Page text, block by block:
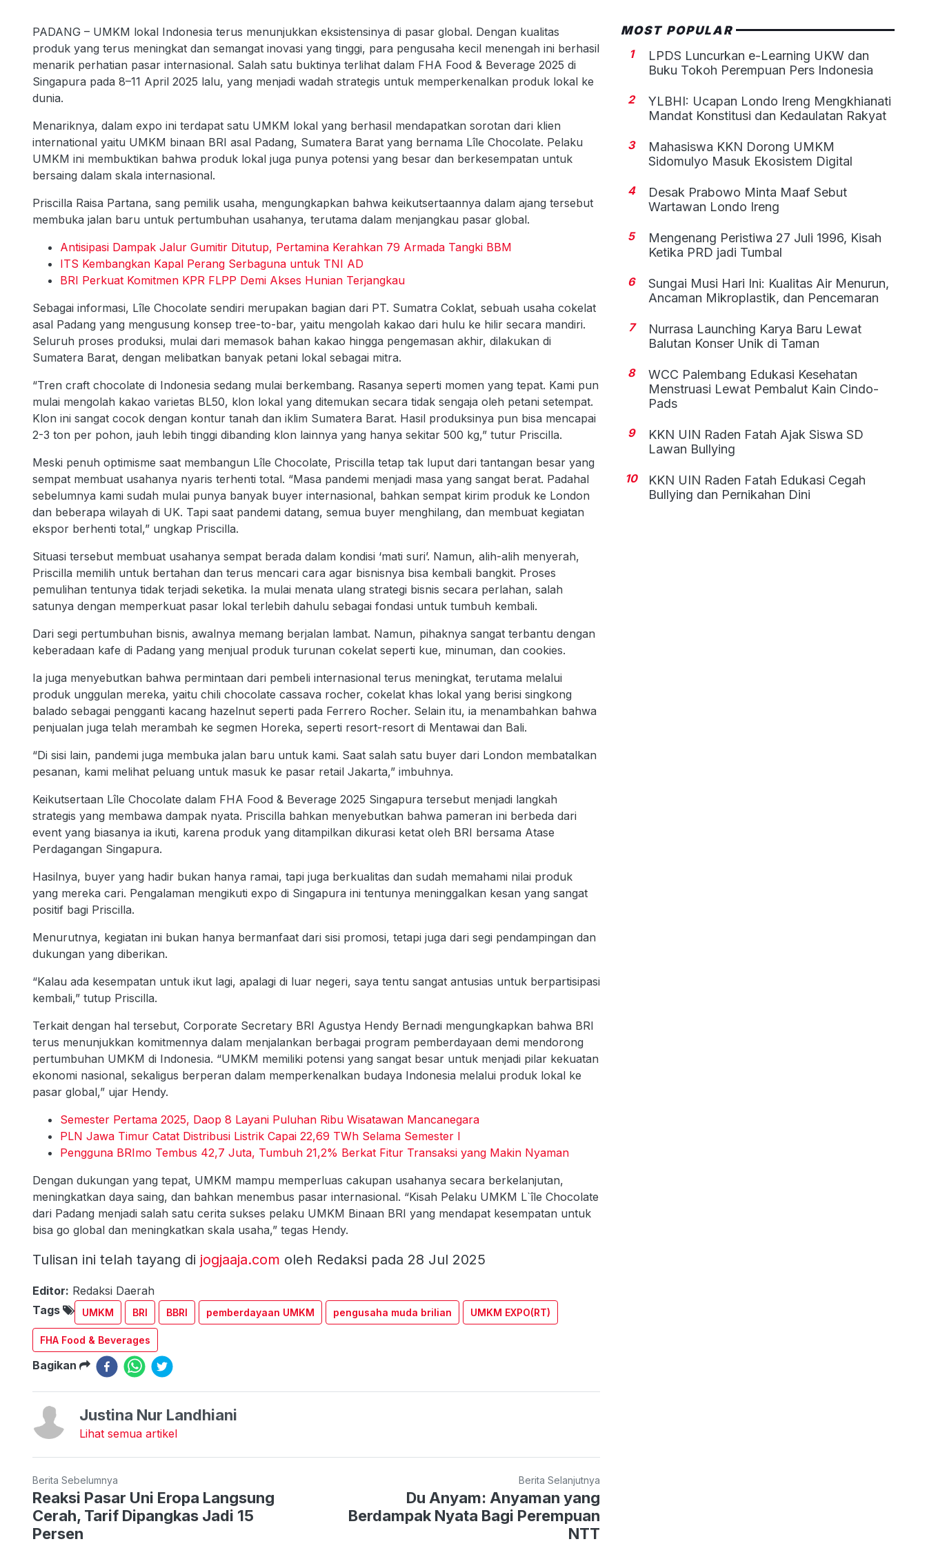
PADANG – UMKM lokal Indonesia terus menunjukkan eksistensinya di pasar global. Dengan kualitas
produk yang terus meningkat dan semangat inovasi yang tinggi, para pengusaha kecil menengah ini berhasil
menarik perhatian pasar internasional. Salah satu buktinya terlihat dalam FHA Food & Beverage 2025 di
Singapura pada 8–11 April 2025 lalu, yang menjadi wadah strategis untuk memperkenalkan produk lokal ke
dunia.
Menariknya, dalam expo ini terdapat satu UMKM lokal yang berhasil mendapatkan sorotan dari klien
international yaitu UMKM binaan BRI asal Padang, Sumatera Barat yang bernama Lîle Chocolate. Pelaku
UMKM ini membuktikan bahwa produk lokal juga punya potensi yang besar dan berkesempatan untuk
bersaing dalam skala internasional.
Priscilla Raisa Partana, sang pemilik usaha, mengungkapkan bahwa keikutsertaannya dalam ajang tersebut
membuka jalan baru untuk pertumbuhan usahanya, terutama dalam menjangkau pasar global.
Antisipasi Dampak Jalur Gumitir Ditutup, Pertamina Kerahkan 79 Armada Tangki BBM
ITS Kembangkan Kapal Perang Serbaguna untuk TNI AD
BRI Perkuat Komitmen KPR FLPP Demi Akses Hunian Terjangkau
Sebagai informasi, Lîle Chocolate sendiri merupakan bagian dari PT. Sumatra Coklat, sebuah usaha cokelat
asal Padang yang mengusung konsep tree-to-bar, yaitu mengolah kakao dari hulu ke hilir secara mandiri.
Seluruh proses produksi, mulai dari memasok bahan kakao hingga pengemasan akhir, dilakukan di
Sumatera Barat, dengan melibatkan banyak petani lokal sebagai mitra.
“Tren craft chocolate di Indonesia sedang mulai berkembang. Rasanya seperti momen yang tepat. Kami pun
mulai mengolah kakao varietas BL50, klon lokal yang ditemukan secara tidak sengaja oleh petani setempat.
Klon ini sangat cocok dengan kontur tanah dan iklim Sumatera Barat. Hasil produksinya pun bisa mencapai
2-3 ton per pohon, jauh lebih tinggi dibanding klon lainnya yang hanya sekitar 500 kg,” tutur Priscilla.
Meski penuh optimisme saat membangun Lîle Chocolate, Priscilla tetap tak luput dari tantangan besar yang
sempat membuat usahanya nyaris terhenti total. “Masa pandemi menjadi masa yang sangat berat. Padahal
sebelumnya kami sudah mulai punya banyak buyer internasional, bahkan sempat kirim produk ke London
dan beberapa wilayah di UK. Tapi saat pandemi datang, semua buyer menghilang, dan membuat kegiatan
ekspor berhenti total,” ungkap Priscilla.
Situasi tersebut membuat usahanya sempat berada dalam kondisi ‘mati suri’. Namun, alih-alih menyerah,
Priscilla memilih untuk bertahan dan terus mencari cara agar bisnisnya bisa kembali bangkit. Proses
pemulihan tentunya tidak terjadi seketika. Ia mulai menata ulang strategi bisnis secara perlahan, salah
satunya dengan memperkuat pasar lokal terlebih dahulu sebagai fondasi untuk tumbuh kembali.
Dari segi pertumbuhan bisnis, awalnya memang berjalan lambat. Namun, pihaknya sangat terbantu dengan
keberadaan kafe di Padang yang menjual produk turunan cokelat seperti kue, minuman, dan cookies.
Ia juga menyebutkan bahwa permintaan dari pembeli internasional terus meningkat, terutama melalui
produk unggulan mereka, yaitu chili chocolate cassava rocher, cokelat khas lokal yang berisi singkong
balado sebagai pengganti kacang hazelnut seperti pada Ferrero Rocher. Selain itu, ia menambahkan bahwa
penjualan juga telah merambah ke segmen Horeka, seperti resort-resort di Mentawai dan Bali.
“Di sisi lain, pandemi juga membuka jalan baru untuk kami. Saat salah satu buyer dari London membatalkan
pesanan, kami melihat peluang untuk masuk ke pasar retail Jakarta,” imbuhnya.
Keikutsertaan Lîle Chocolate dalam FHA Food & Beverage 2025 Singapura tersebut menjadi langkah
strategis yang membawa dampak nyata. Priscilla bahkan menyebutkan bahwa pameran ini berbeda dari
event yang biasanya ia ikuti, karena produk yang ditampilkan dikurasi ketat oleh BRI bersama Atase
Perdagangan Singapura.
Hasilnya, buyer yang hadir bukan hanya ramai, tapi juga berkualitas dan sudah memahami nilai produk
yang mereka cari. Pengalaman mengikuti expo di Singapura ini tentunya meninggalkan kesan yang sangat
positif bagi Priscilla.
Menurutnya, kegiatan ini bukan hanya bermanfaat dari sisi promosi, tetapi juga dari segi pendampingan dan
dukungan yang diberikan.
“Kalau ada kesempatan untuk ikut lagi, apalagi di luar negeri, saya tentu sangat antusias untuk berpartisipasi
kembali,” tutup Priscilla.
Terkait dengan hal tersebut, Corporate Secretary BRI Agustya Hendy Bernadi mengungkapkan bahwa BRI
terus menunjukkan komitmennya dalam menjalankan berbagai program pemberdayaan demi mendorong
pertumbuhan UMKM di Indonesia. “UMKM memiliki potensi yang sangat besar untuk menjadi pilar kekuatan
ekonomi nasional, sekaligus berperan dalam memperkenalkan budaya Indonesia melalui produk lokal ke
pasar global,” ujar Hendy.
Semester Pertama 2025, Daop 8 Layani Puluhan Ribu Wisatawan Mancanegara
PLN Jawa Timur Catat Distribusi Listrik Capai 22,69 TWh Selama Semester I
Pengguna BRImo Tembus 42,7 Juta, Tumbuh 21,2% Berkat Fitur Transaksi yang Makin Nyaman
Dengan dukungan yang tepat, UMKM mampu memperluas cakupan usahanya secara berkelanjutan,
meningkatkan daya saing, dan bahkan menembus pasar internasional. “Kisah Pelaku UMKM L`île Chocolate
dari Padang menjadi salah satu cerita sukses pelaku UMKM Binaan BRI yang mendapat kesempatan untuk
bisa go global dan meningkatkan skala usaha,” tegas Hendy.
Tulisan ini telah tayang di jogjaaja.com oleh Redaksi pada 28 Jul 2025
Editor: Redaksi Daerah
Tags
UMKM BRI BBRI pemberdayaan UMKM pengusaha muda brilian UMKM EXPO(RT)
FHA Food & Beverages
Bagikan
Justina Nur Landhiani
Lihat semua artikel
Berita Sebelumnya
Reaksi Pasar Uni Eropa Langsung
Cerah, Tarif Dipangkas Jadi 15
Persen
Berita Selanjutnya
Du Anyam: Anyaman yang
Berdampak Nyata Bagi Perempuan
NTT
MOST POPULAR
1
LPDS Luncurkan e-Learning UKW dan
Buku Tokoh Perempuan Pers Indonesia
2
YLBHI: Ucapan Londo Ireng Mengkhianati
Mandat Konstitusi dan Kedaulatan Rakyat
3
Mahasiswa KKN Dorong UMKM
Sidomulyo Masuk Ekosistem Digital
4
Desak Prabowo Minta Maaf Sebut
Wartawan Londo Ireng
5
Mengenang Peristiwa 27 Juli 1996, Kisah
Ketika PRD jadi Tumbal
6
Sungai Musi Hari Ini: Kualitas Air Menurun,
Ancaman Mikroplastik, dan Pencemaran
7
Nurrasa Launching Karya Baru Lewat
Balutan Konser Unik di Taman
8
WCC Palembang Edukasi Kesehatan
Menstruasi Lewat Pembalut Kain Cindo-
Pads
9
KKN UIN Raden Fatah Ajak Siswa SD
Lawan Bullying
10
KKN UIN Raden Fatah Edukasi Cegah
Bullying dan Pernikahan Dini